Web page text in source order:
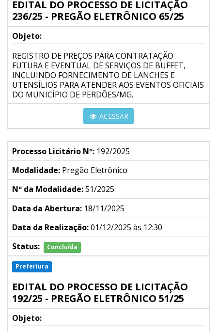
EDITAL DO PROCESSO DE LICITAÇÃO
236/25 - PREGÃO ELETRÔNICO 65/25
Objeto:
REGISTRO DE PREÇOS PARA CONTRATAÇÃO
FUTURA E EVENTUAL DE SERVIÇOS DE BUFFET,
INCLUINDO FORNECIMENTO DE LANCHES E
UTENSÍLIOS PARA ATENDER AOS EVENTOS OFICIAIS
DO MUNICÍPIO DE PERDÕES/MG.
ACESSAR
Processo Licitário Nº: 192/2025
Modalidade: Pregão Eletrônico
Nº da Modalidade:51/2025
Data da Abertura: 18/11/2025
Data da Realização:01/12/2025 às 12:30
Status:
Concluída
Prefeitura
EDITAL DO PROCESSO DE LICITAÇÃO
192/25 - PREGÃO ELETRÔNICO 51/25
Objeto: